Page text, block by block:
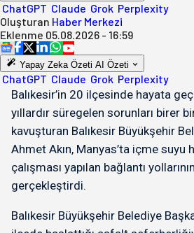
ChatGPT Claude Grok Perplexity
Oluşturan Haber Merkezi
Eklenme 05.08.2026 - 16:59
Yapay Zeka Özeti AI Özeti
ChatGPT Claude Grok Perplexity
Balıkesir’in 20 ilçesinde hayata
yıllardır süregelen sorunları birer
kavuşturan Balıkesir Büyükşehir
Ahmet Akın, Manyas’ta içme suyu
çalışması yapılan bağlantı yollarının
gerçekleştirdi.
Balıkesir Büyükşehir Belediye